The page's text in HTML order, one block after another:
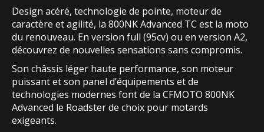
Design acéré, technologie de pointe, moteur de
caractère et agilité, la 800NK Advanced TC est la moto
du renouveau. En version full (95cv) ou en version A2,
découvrez de nouvelles sensations sans compromis.
Son châssis léger haute performance, son moteur
puissant et son panel d’équipements et de
technologies modernes font de la CFMOTO 800NK
Advanced le Roadster de choix pour motards
exigeants.